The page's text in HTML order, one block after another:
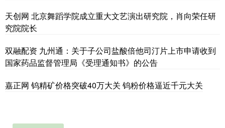
天创网 北京舞蹈学院成立重大文艺演出研究院，肖向荣任研
究院院长
双融配资 九州通：关于子公司盐酸倍他司汀片上市申请收到
国家药品监督管理局《受理通知书》的公告
嘉正网 钨精矿价格突破40万大关 钨粉价格逼近千元大关